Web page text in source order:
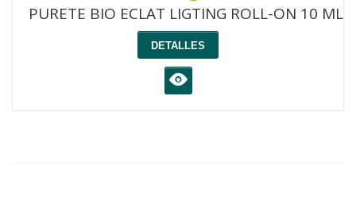
PURETE BIO ECLAT LIGTING ROLL-ON 10 ML
DETALLES
K